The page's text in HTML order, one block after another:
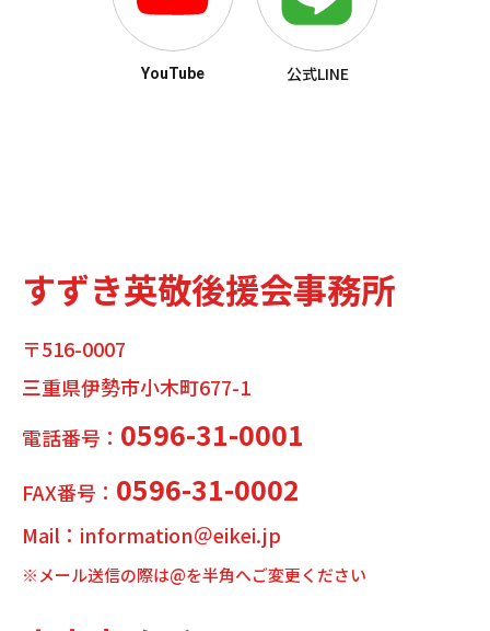
YouTube 公式LINE
すずき英敬後援会事務所
〒516-0007
三重県伊勢市小木町677-1
電話番号： 0596-31-0001
FAX番号： 0596-31-0002
Mail：information＠eikei.jp
※メール送信の際は@を半角へご変更ください